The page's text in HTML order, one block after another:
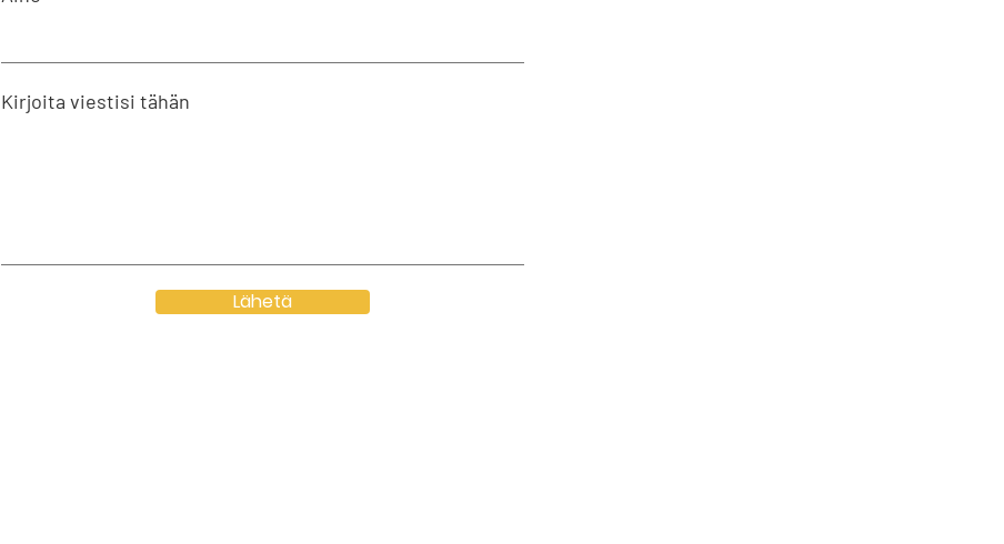
Kirjoita viestisi tähän
Lähetä